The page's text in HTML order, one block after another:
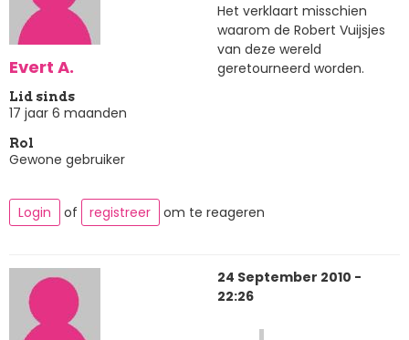
Evert A.
Lid sinds
17 jaar 6 maanden
Rol
Gewone gebruiker
Het verklaart misschien
waarom de Robert Vuijsjes
van deze wereld
geretourneerd worden.
Login of registreer om te reageren
24 September 2010 -
22:26